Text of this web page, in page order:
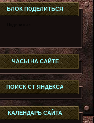
БЛОК ПОДЕЛИТЬСЯ
ЧАСЫ НА САЙТЕ
ПОИСК ОТ ЯНДЕКСА
КАЛЕНДАРЬ САЙТА